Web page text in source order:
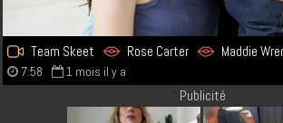
Team Skeet Rose Carter Maddie
7:58 1 mois il y a
Publicité